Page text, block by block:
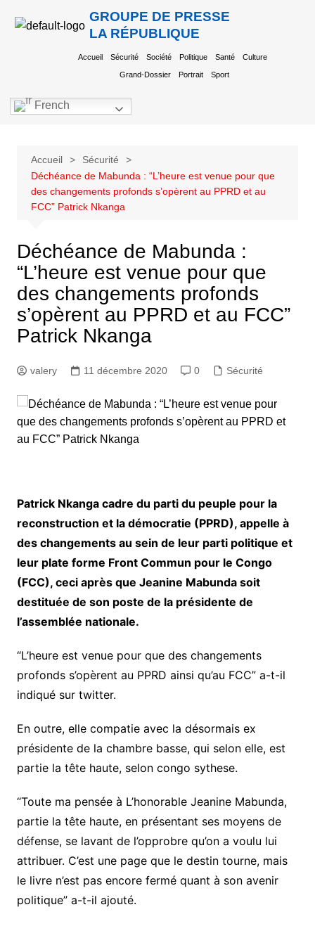
GROUPE DE PRESSE
LA RÉPUBLIQUE
Accueil Sécurité Société Politique Santé Culture
Grand-Dossier Portrait Sport
French
Accueil
Sécurité
Déchéance de Mabunda : “L’heure est venue pour que
des changements profonds s’opèrent au PPRD et au
FCC” Patrick Nkanga
Déchéance de Mabunda :
“L’heure est venue pour que
des changements profonds
s’opèrent au PPRD et au FCC”
Patrick Nkanga
valery 11 décembre 2020 0 Sécurité
Patrick Nkanga cadre du parti du peuple pour la
reconstruction et la démocratie (PPRD), appelle à
des changements au sein de leur parti politique et
leur plate forme Front Commun pour le Congo
(FCC), ceci après que Jeanine Mabunda soit
destituée de son poste de la présidente de
l’assemblée nationale.
“L’heure est venue pour que des changements
profonds s’opèrent au PPRD ainsi qu’au FCC” a-t-il
indiqué sur twitter.
En outre, elle compatie avec la désormais ex
présidente de la chambre basse, qui selon elle, est
partie la tête haute, selon congo sythese.
“Toute ma pensée à L’honorable Jeanine Mabunda,
partie la tête haute, en présentant ses moyens de
défense, se lavant de l’opprobre qu’on a voulu lui
attribuer. C’est une page que le destin tourne, mais
le livre n’est pas encore fermé quant à son avenir
politique” a-t-il ajouté.